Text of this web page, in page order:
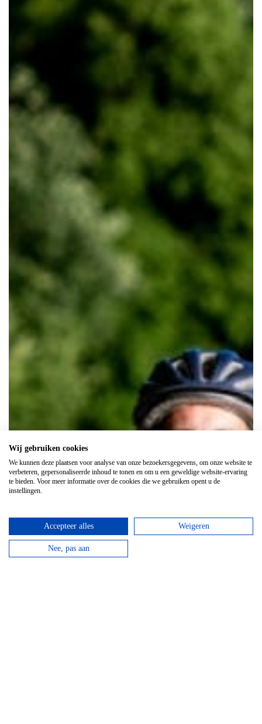
Wij gebruiken cookies
We kunnen deze plaatsen voor analyse van onze bezoekersgegevens, om onze website te
verbeteren, gepersonaliseerde inhoud te tonen en om u een geweldige website-ervaring
te bieden. Voor meer informatie over de cookies die we gebruiken opent u de
instellingen.
Accepteer alles Weigeren
Nee, pas aan